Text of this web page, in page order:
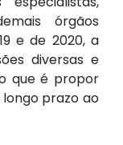
órgãos
e de 2020, a
diversas e
que é propor
prazo ao